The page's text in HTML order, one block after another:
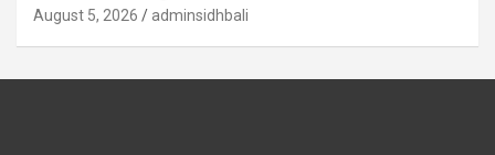
August 5, 2026 adminsidhbali